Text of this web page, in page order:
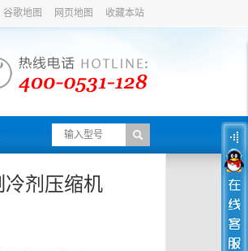
谷歌地图 网页地图 收藏本站
冷剂压缩机